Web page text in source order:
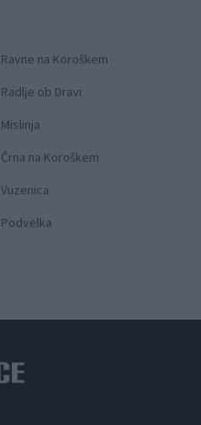
Ravne na Koroškem
Radlje ob Dravi
Mislinja
Črna na Koroškem
Vuzenica
Podvelka